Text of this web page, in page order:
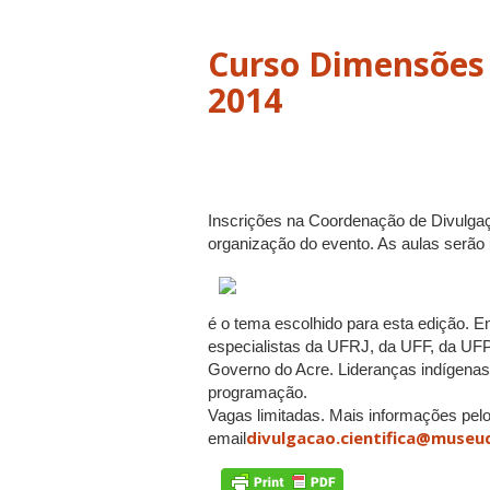
Curso
2014
Inscrições na Coordenação de
organização do evento. As aulas
é o tema escolhido para esta edição.
especialistas da UFRJ, da UFF, da
Governo do Acre. Lideranças
programação.
Vagas limitadas. Mais informações
email